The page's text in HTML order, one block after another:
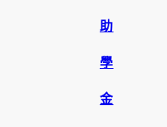
助
學
金